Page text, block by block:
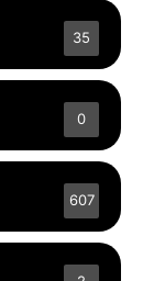
35
0
607